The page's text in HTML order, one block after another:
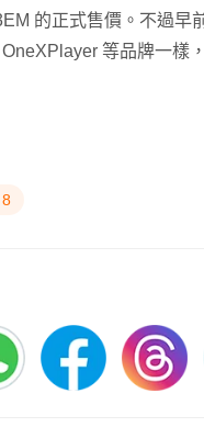
的正式售價。不過早
等品牌一樣